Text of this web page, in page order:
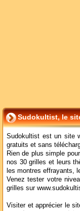
Sudokultist, le
Sudokultist est un site
gratuits et sans
Rien de plus simple
nos 30 grilles et leurs
les montres effrayants,
Venez tester votre
grilles sur
Visiter et apprécier le